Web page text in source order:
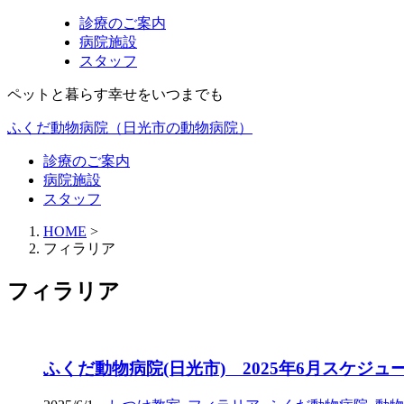
診療のご案内
病院施設
スタッフ
ペットと暮らす幸せをいつまでも
ふくだ動物病院（日光市の動物病院）
診療のご案内
病院施設
スタッフ
HOME >
フィラリア
フィラリア
ふくだ動物病院(日光市) 2025年6月スケジュ